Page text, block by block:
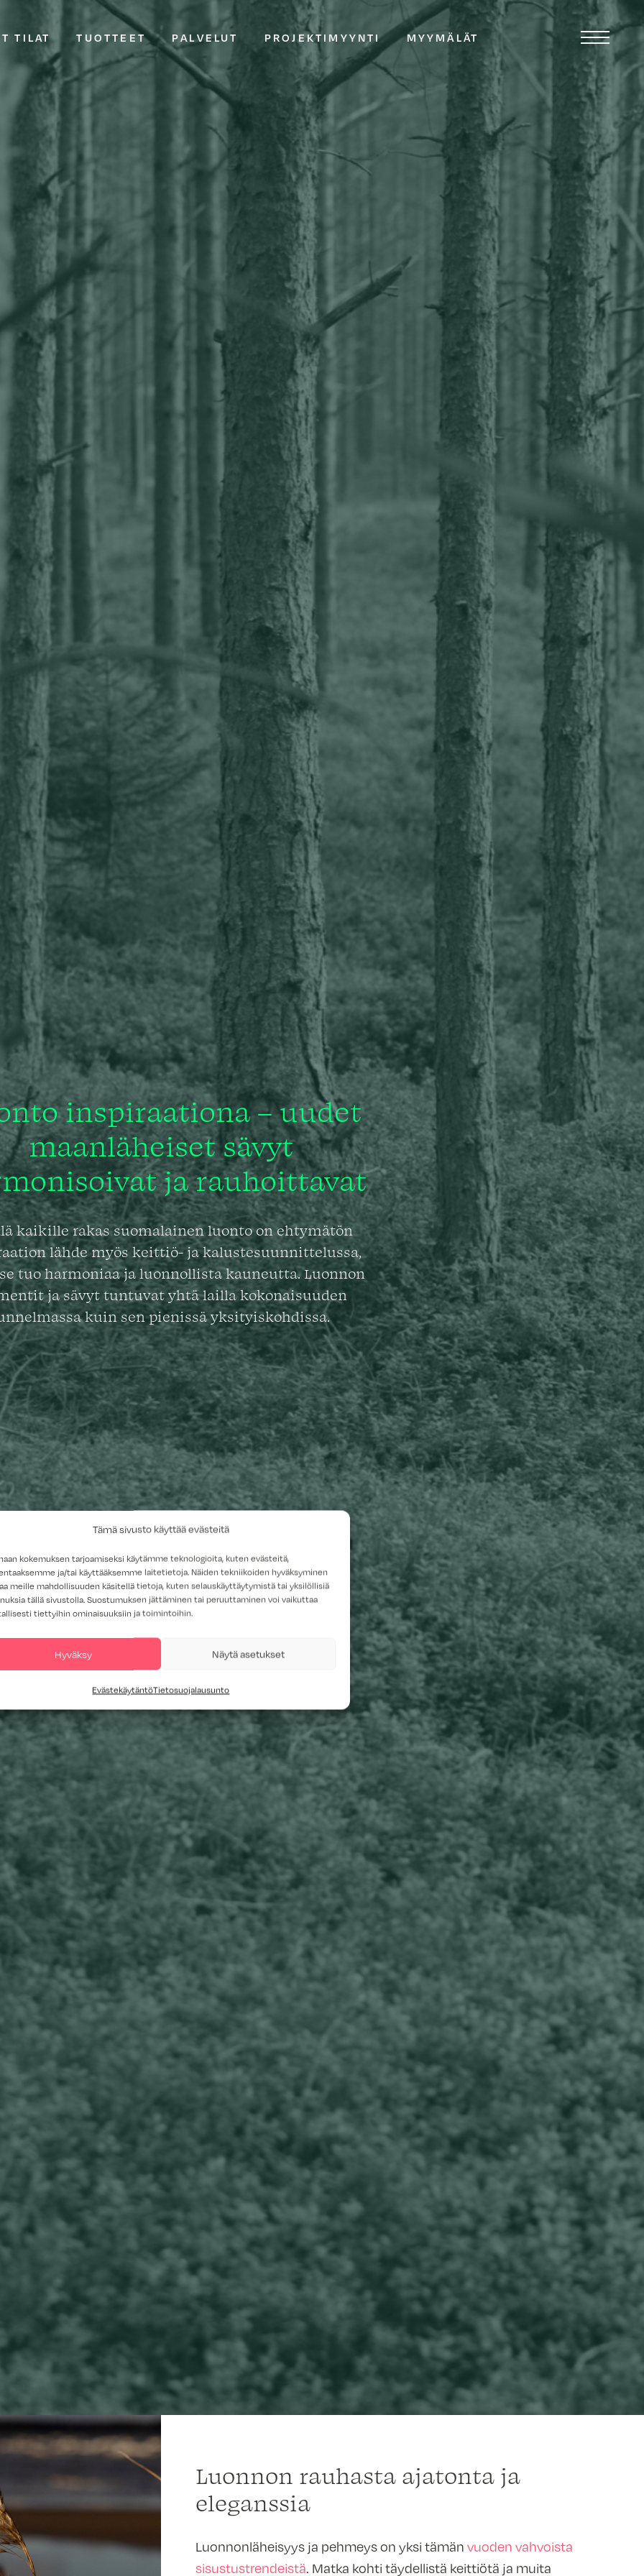
Tämä sivusto käyttää evästeitä
kokemuksen tarjoamiseksi käytämme teknologioita, kuten evästeitä,
ja/tai käyttääksemme laitetietoja. Näiden tekniikoiden hyväksyminen
meille mahdollisuuden käsitellä tietoja, kuten selauskäyttäytymistä tai yksilöllisiä
tällä sivustolla. Suostumuksen jättäminen tai peruuttaminen voi vaikuttaa
tiettyihin ominaisuuksiin ja toimintoihin.
Hyväksy Näytä asetukset
EvästekäytäntöTietosuojalausunto
TILAT TUOTTEET PALVELUT PROJEKTIMYYNTI MYYMÄLÄT
inspiraationa – uudet
maanläheiset sävyt
ja rauhoittavat
kaikille rakas suomalainen luonto on ehtymätön
lähde myös keittiö- ja kalustesuunnittelussa,
tuo harmoniaa ja luonnollista kauneutta. Luonnon
ja sävyt tuntuvat yhtä lailla kokonaisuuden
kuin sen pienissä yksityiskohdissa.
Luonnon rauhasta ajatonta ja
eleganssia
Luonnonläheisyys ja pehmeys on yksi tämän vuoden vahvoista
sisustustrendeistä. Matka kohti täydellistä keittiötä ja muita